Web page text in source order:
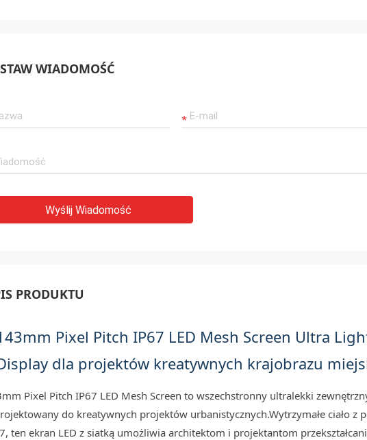
WIADOMOŚĆ
Wyślij Wiadomość
PRODUKTU
Pixel Pitch IP67 LED Mesh Screen Ultra
dla projektów kreatywnych krajobrazu
Pixel Pitch IP67 LED Mesh Screen to wszechstronny ultralekki
do kreatywnych projektów urbanistycznych.Wytrzymałe ciało z
ten ekran LED z siatką umożliwia architektom i projektantom